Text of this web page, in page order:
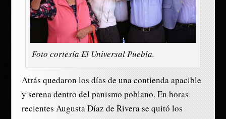
Foto cortesía El Universal Puebla.
Atrás quedaron los días de una contienda apacible
y serena dentro del panismo poblano. En horas
recientes Augusta Díaz de Rivera se quitó los